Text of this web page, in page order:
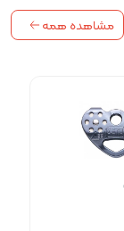
مشاهده همه